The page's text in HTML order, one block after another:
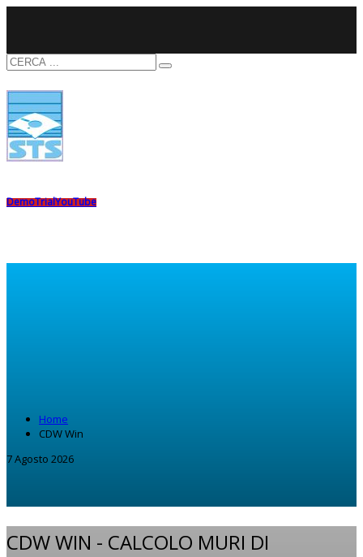
DemoTrialYouTube
Home
CDW Win
7 Agosto 2026
CDW WIN - CALCOLO MURI DI